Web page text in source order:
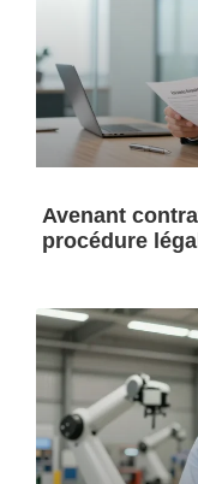
Avenant
procédure